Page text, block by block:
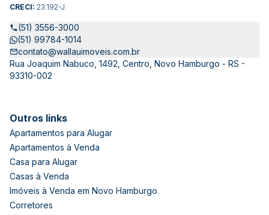
CRECI: 23.192-J
(51) 3556-3000
(51) 99784-1014
contato@wallauimoveis.com.br
Rua Joaquim Nabuco, 1492, Centro, Novo Hamburgo - RS -
93310-002
Outros links
Apartamentos para Alugar
Apartamentos à Venda
Casa para Alugar
Casas à Venda
Imóveis à Venda em Novo Hamburgo
Corretores